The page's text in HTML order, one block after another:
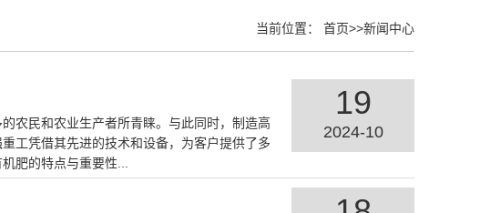
当前位置： 首页>>新闻中心
农民和农业生产者所青睐。与此同时，制造高
工凭借其先进的技术和设备，为客户提供了多
肥的特点与重要性...
19
2024-10